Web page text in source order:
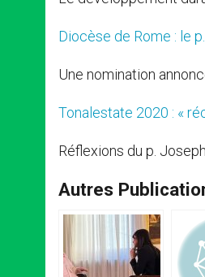
Diocèse de Rome : le
Une nomination
Tonalestate 2020 : «
Réflexions du p.
Autres